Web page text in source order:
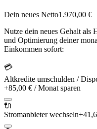
Dein neues Netto1.970,00 €
Nutze dein neues Gehalt als
und Optimierung deiner
Einkommen sofort:
💳
Altkredite umschulden /
+85,00 € / Monat sparen
🔌
Stromanbieter wechseln+